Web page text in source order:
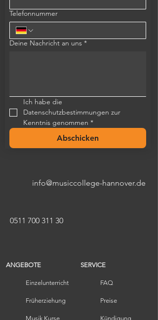
Telefonnummer
Deine Nachricht an uns *
Ich habe die
Datenschutzbestimmungen zur
Kenntnis genommen *
Abschicken
info@musiccollege-hannover.de
0511 700 311 30
ANGEBOTE
Einzelunterricht
Früherziehung​
Musik Kurse
SERVICE
FAQ
Preise
Kündigung